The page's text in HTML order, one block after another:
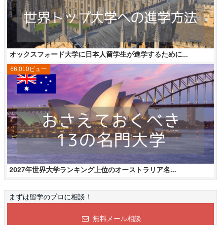
オックスフォード大学に日本人留学生が進学するために...
2027年世界大学ランキング上位のオーストラリア名...
66,010ビュー
まずは留学のプロに相談！
無料メール相談